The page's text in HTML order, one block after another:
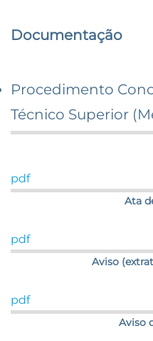
Documentação
Procedimento
Técnico Superior
pdf
Ata
pdf
Aviso
pdf
Aviso